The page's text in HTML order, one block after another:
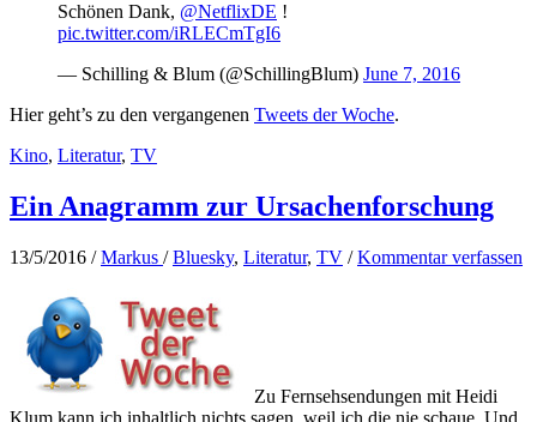
Schönen Dank, @NetflixDE !
pic.twitter.com/iRLECmTgI6
— Schilling & Blum (@SchillingBlum) June 7, 2016
Hier geht’s zu den vergangenen Tweets der Woche.
Kino, Literatur, TV
Ein Anagramm zur Ursachenforschung
13/5/2016 /Markus /Bluesky, Literatur, TV /Kommentar verfassen
Zu Fernsehsendungen mit Heidi